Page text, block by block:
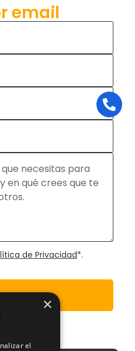
email
de Privacidad*.
×
el